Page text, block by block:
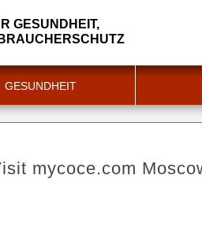
GESUNDHEIT,
GESUNDHEIT
mycoce.com